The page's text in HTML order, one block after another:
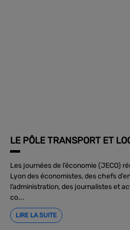
LE PÔLE TRANSPORT ET
Les journées de l’économie (JECO)
Lyon des économistes, des chefs
l’administration, des journalistes et
co...
LIRE LA SUITE